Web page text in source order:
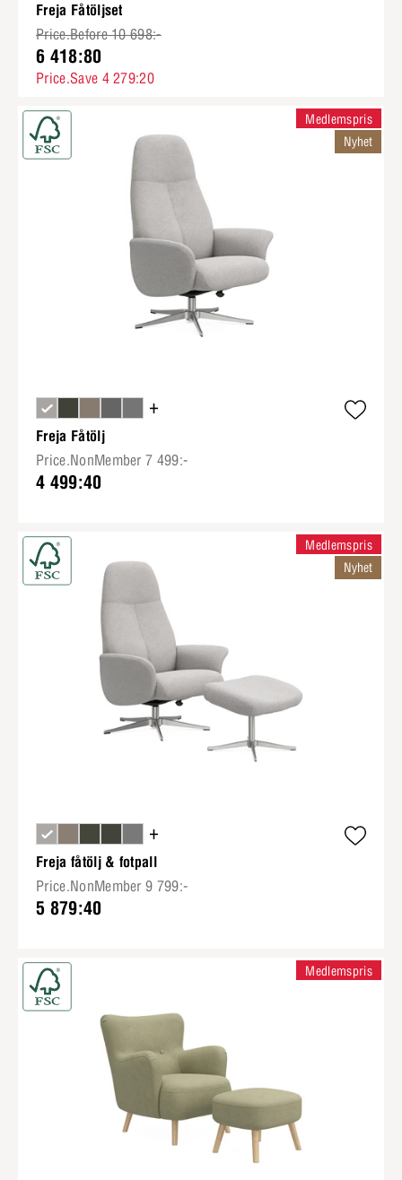
Freja Fåtöljset
Price.Before 10 698:-
6 418:80
Price.Save 4 279:20
+
Freja Fåtölj
Price.NonMember 7 499:-
4 499:40
Medlemspris
Nyhet
+
Freja fåtölj & fotpall
Price.NonMember 9 799:-
5 879:40
Medlemspris
Nyhet
Medlemspris